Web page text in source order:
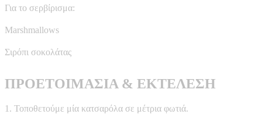
Για το σερβίρισμα:
Marshmallows
Σιρόπι σοκολάτας
ΠΡΟΕΤΟΙΜΑΣΙΑ & ΕΚΤΕΛΕΣΗ
1. Τοποθετούμε μία κατσαρόλα σε μέτρια φωτιά.